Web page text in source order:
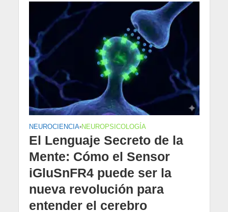
NEUROCIENCIA•NEUROPSICOLOGÍA
El Lenguaje Secreto de la
Mente: Cómo el Sensor
iGluSnFR4 puede ser la
nueva revolución para
entender el cerebro